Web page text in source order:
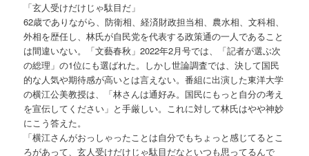
「玄人受けだけじゃ駄目だ」
62歳でありながら、防衛相、経済財政担当相、農水相、文科相、
外相を歴任し、林氏が自民党を代表する政策通の一人であること
は間違いない。「文藝春秋」2022年2月号では、「記者が選ぶ次
の総理」の1位にも選ばれた。しかし世論調査では、決して国民
的な人気や期待感が高いとは言えない。番組に出演した東洋大学
の横江公美教授は、「林さんは通好み。国民にもっと自分の考え
を宣伝してください」と手厳しい。これに対して林氏はやや神妙
にこう答えた。
「横江さんがおっしゃったことは自分でもちょっと感じてるとこ
ろがあって、玄人受けだけじゃ駄目だなといつも思ってるんで